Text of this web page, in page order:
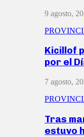
9 agosto,
Kicillof
por el
7 agosto,
Tras
estuvo